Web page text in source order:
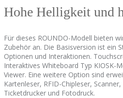
Hohe Helligkeit und
Für dieses ROUNDO-Modell bieten
Zubehör an. Die Basisversion ist ein
Optionen und Interaktionen.
Interaktives Whiteboard Typ KIOSK-
Viewer. Eine weitere Option sind
Kartenleser, RFID-Chipleser,
Ticketdrucker und Fotodruck.